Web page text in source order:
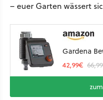
– euer Garten wässert
Gardena
42,99€